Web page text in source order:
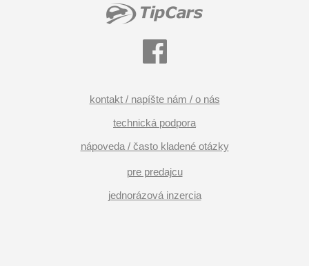
kontakt / napíšte nám / o nás
technická podpora
nápoveda / často kladené otázky
pre predajcu
jednorázová inzercia